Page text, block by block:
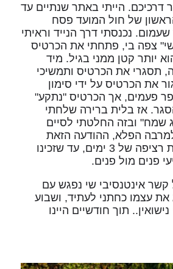
דרכיכם. הייתי באתר שנתיים עד
של חול המועד פסח
נכנסתי דרך הנייד וראיתי
צפה בי, פתחתי את הכרטיס
יותר קטן ממני בגיל. מיד
תסגרי את הכרטיס ותמשיכי
את הכרטיס על ידי סימון
פעמים, אך הכרטיס "נתקע"
אז בלית ברירה שלחתי
שמח" ובזה החלטתי לסיים
הפלא, ההודעה הזאת
הובילה להתכתבות רציפה של 3 ימים, עד שזכינו
פנים מול פנים.
קשר אינטנסיבי שי נפגש עם
את עצמו כחתני לעתיד, ושבוע
תוך חודשיים היינו